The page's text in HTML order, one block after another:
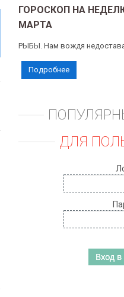
ГОРОСКОП НА
МАРТА
РЫБЫ. Нам вождя
Подробнее
ДЛЯ